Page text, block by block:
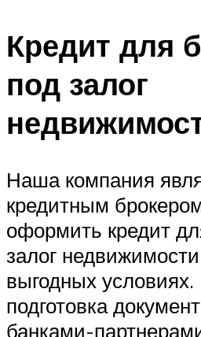
Кредит для
под залог
Наша компания
кредитным
оформить кредит
залог
выгодных
подготовка
банками-